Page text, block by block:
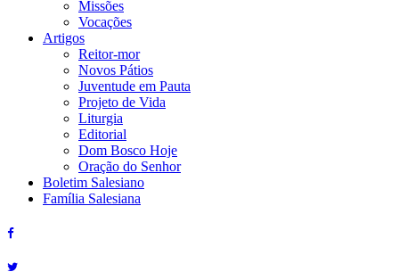
Missões
Vocações
Artigos
Reitor-mor
Novos Pátios
Juventude em Pauta
Projeto de Vida
Liturgia
Editorial
Dom Bosco Hoje
Oração do Senhor
Boletim Salesiano
Família Salesiana